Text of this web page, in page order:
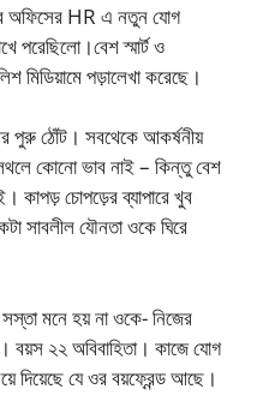
HR এ নতুন যোগ
পরেছিলো।বেশ স্মার্ট ও
মিডিয়ামে পড়ালেখা করেছে।
পুরু ঠোঁট। সবথেকে আকর্ষনীয়
কোনো ভাব নাই – কিন্তু বেশ
কাপড় চোপড়ের ব্যাপারে খুব
সাবলীল যৌনতা ওকে ঘিরে
মনে হয় না ওকে- নিজের
বয়স ২২ অবিবাহিতা। কাজে যোগ
দিয়েছে যে ওর বয়ফ্রেন্ড আছে।